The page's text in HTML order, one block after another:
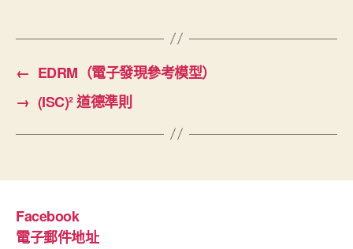
← EDRM（電子發現參考模型）
→ (ISC)² 道德準則
Facebook
電子郵件地址